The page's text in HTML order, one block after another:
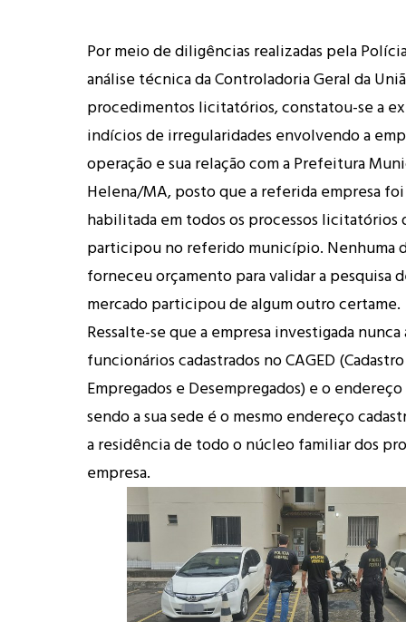
Por meio de diligências realizadas pela
análise técnica da Controladoria Geral da
procedimentos licitatórios, constatou-se a
indícios de irregularidades envolvendo a
operação e sua relação com a Prefeitura
Helena/MA, posto que a referida empresa
habilitada em todos os processos licitatórios
participou no referido município. Nenhuma
forneceu orçamento para validar a pesquisa
mercado participou de algum outro certame.
Ressalte-se que a empresa investigada
funcionários cadastrados no CAGED
Empregados e Desempregados) e o
sendo a sua sede é o mesmo endereço
a residência de todo o núcleo familiar dos
empresa.